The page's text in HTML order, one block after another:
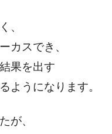
、
カスでき、
果を出す
ようになります。
が、